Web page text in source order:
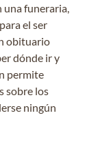
funeraria,
el ser
obituario
dónde ir y
permite
sobre los
ningún